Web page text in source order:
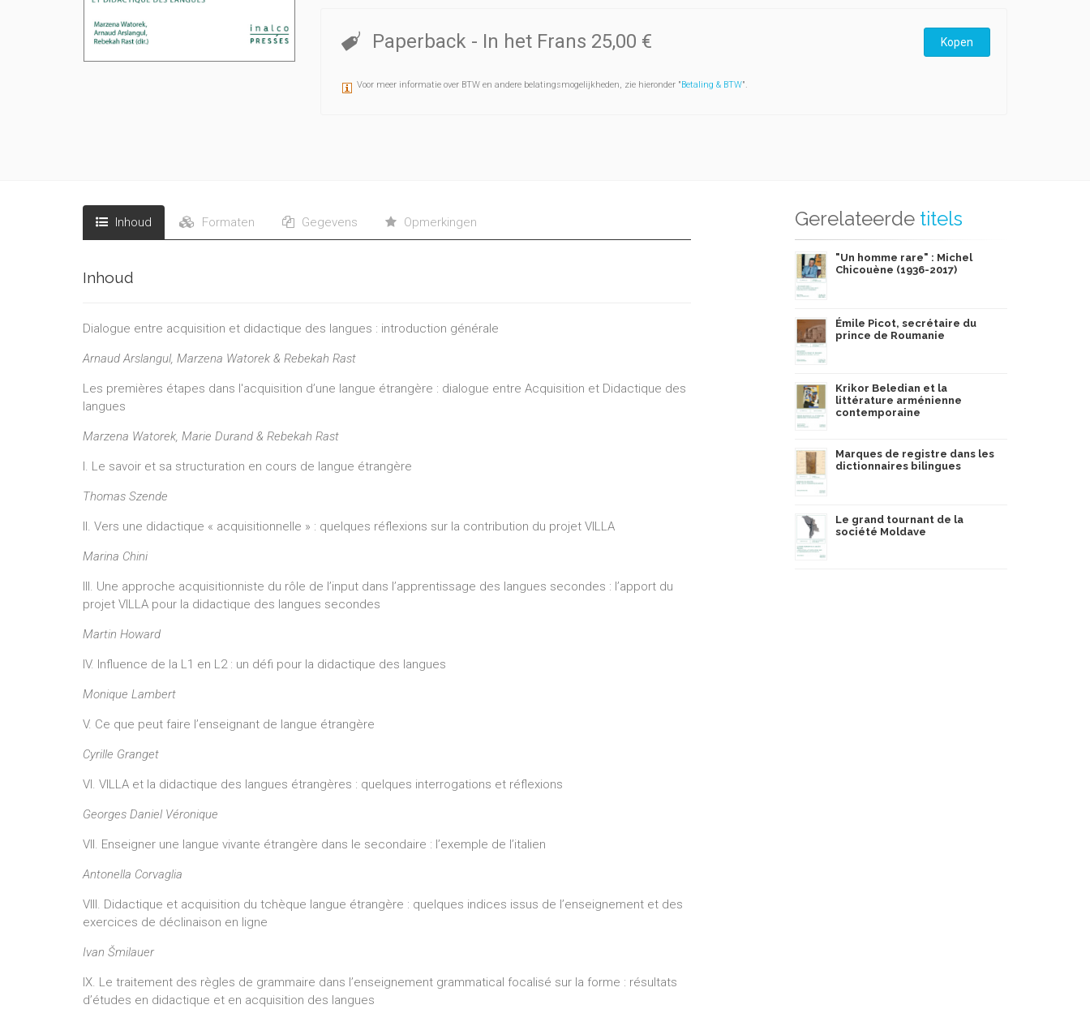
Paperback - In het Frans 25,00 € Kopen
Voor meer informatie over BTW en andere belatingsmogelijkheden, zie hieronder "Betaling & BTW".
Inhoud Formaten Gegevens Opmerkingen
Inhoud
Dialogue entre acquisition et didactique des langues : introduction générale
Arnaud Arslangul, Marzena Watorek & Rebekah Rast
Les premières étapes dans l'acquisition d’une langue étrangère : dialogue entre Acquisition et Didactique des
langues
Marzena Watorek, Marie Durand & Rebekah Rast
I. Le savoir et sa structuration en cours de langue étrangère
Thomas Szende
II. Vers une didactique « acquisitionnelle » : quelques réflexions sur la contribution du projet VILLA
Marina Chini
III. Une approche acquisitionniste du rôle de l’input dans l’apprentissage des langues secondes : l’apport du
projet VILLA pour la didactique des langues secondes
Martin Howard
IV. Influence de la L1 en L2 : un défi pour la didactique des langues
Monique Lambert
V. Ce que peut faire l’enseignant de langue étrangère
Cyrille Granget
VI. VILLA et la didactique des langues étrangères : quelques interrogations et réflexions
Georges Daniel Véronique
VII. Enseigner une langue vivante étrangère dans le secondaire : l’exemple de l’italien
Antonella Corvaglia
VIII. Didactique et acquisition du tchèque langue étrangère : quelques indices issus de l’enseignement et des
exercices de déclinaison en ligne
Ivan Šmilauer
IX. Le traitement des règles de grammaire dans l’enseignement grammatical focalisé sur la forme : résultats
d’études en didactique et en acquisition des langues
Gerelateerde titels
"Un homme rare" : Michel
Chicouène (1936-2017)
Émile Picot, secrétaire du
prince de Roumanie
Krikor Beledian et la
littérature arménienne
contemporaine
Marques de registre dans les
dictionnaires bilingues
Le grand tournant de la
société Moldave